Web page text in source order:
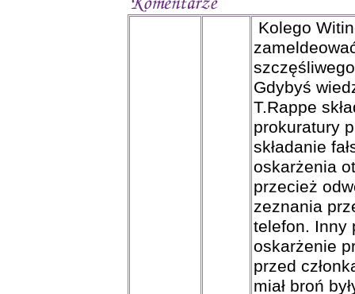
Kolego
Gdybyś
T.Rappe
prokuratury
składanie
oskarżenia
przecież
zeznania
telefon. Inny
oskarżenie
przed
miał broń